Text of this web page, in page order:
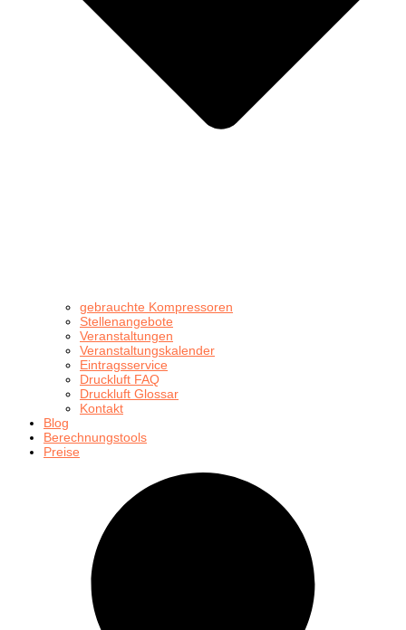
gebrauchte Kompressoren
Stellenangebote
Veranstaltungen
Veranstaltungskalender
Eintragsservice
Druckluft FAQ
Druckluft Glossar
Kontakt
Blog
Berechnungstools
Preise